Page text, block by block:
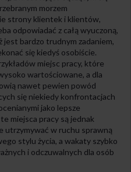
morzem
strony klientek i klientów,
odpowiadać z całą wyuczoną,
jest bardzo trudnym zadaniem,
się kiedyś osobiście.
miejsc pracy, które
wartościowane, a dla
nawet pewien powód
się niekiedy konfrontacjach
jako lepsze
miejsca pracy są jednak
utrzymywać w ruchu sprawną
stylu życia, a wakaty szybko
i odczuwalnych dla osób